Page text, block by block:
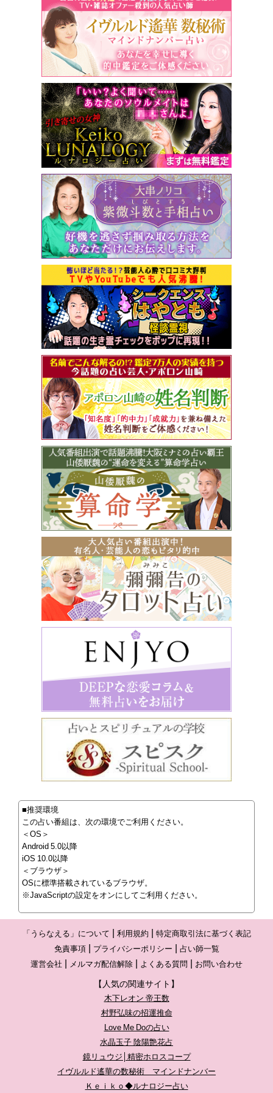
■推奨環境
この占い番組は、次の環境でご利用ください。
＜OS＞
Android 5.0以降
iOS 10.0以降
＜ブラウザ＞
OSに標準搭載されているブラウザ。
※JavaScriptの設定をオンにしてご利用ください。
「うらなえる」について 利用規約
特定商取引法に基づく表記
免責事項
プライバシーポリシー
占い師一覧
運営会社
メルマガ配信解除 よくある質問 お問い合わせ
【人気の関連サイト】
木下レオン 帝王数
村野弘味の招運推命
Love Me Doの占い
水晶玉子 陰陽艶花占
鏡リュウジ│精密ホロスコープ
イヴルルド遙華の数秘術 マインドナンバー
Ｋｅｉｋｏ◆ルナロジー占い